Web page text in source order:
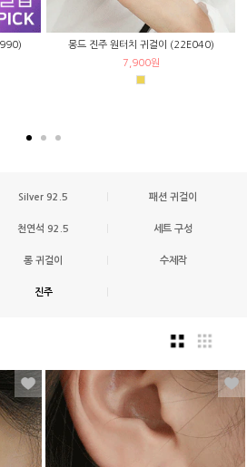
몽드 진주 원터치 귀걸이 (22E040)
7,900원
Silver 92.5 패션 귀걸이
천연석 92.5 세트 구성
롱 귀걸이 수제작
진주